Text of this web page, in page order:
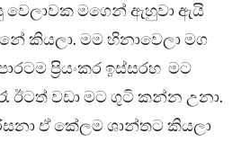
වෙලාවක මගෙන් ඇහුවා ඇයි
කියලා. මම හිනාවෙලා මග
ප්‍රියංකර ඉස්සරහ මට
ඊටත් වඩා මට ගුටි කන්න උනා.
ඒ කේලම ශාන්තට කියලා